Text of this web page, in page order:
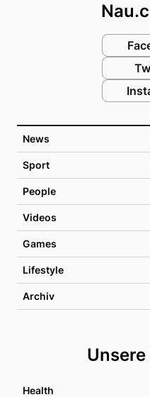
News
Sport
People
Videos
Games
Lifestyle
Archiv
Health